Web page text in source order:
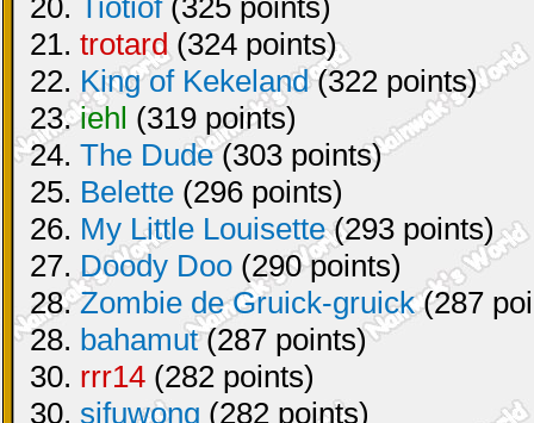
20. Tiotiof(325 points)
21. trotard(324 points)
22. King of Kekeland(322 points)
23.iehl (319 points)
24. The Dude(303 points)
25. Belette (296 points)
26. My Little Louisette(293 points)
27. Doody Doo (290 points)
28.Zombie de Gruick-gruick(287
28. bahamut(287 points)
30. rrr14 (282 points)
30. sifuwong (282 points)